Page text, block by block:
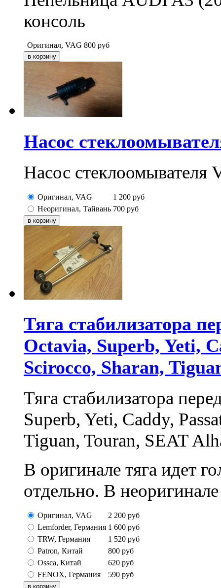
консоль
Оригинал, VAG 800 руб
Насос
Насос стеклоомывателя
Оригинал, VAG 1 200 руб
Неоригинал, Тайвань 700 руб
Тяга стабилизатора
Octavia, Superb, Yeti,
Scirocco, Sharan,
Тяга стабилизатора
Superb, Yeti, Caddy,
Tiguan, Touran, SEAT
В оригинале тяга идет
отдельно. В
Оригинал, VAG 2 200 руб
Lemforder, Германия 1 600 руб
TRW, Германия
1 520 руб
Patron, Китай
800 руб
Ossca, Китай
620 руб
FENOX, Германия
590 руб